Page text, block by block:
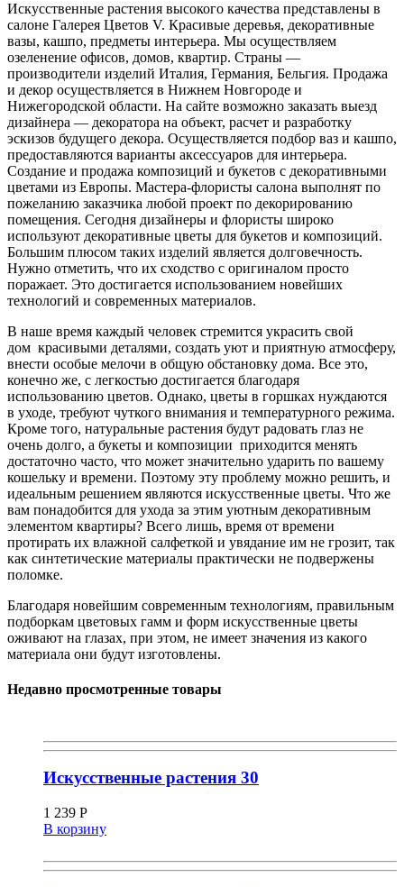
Искусственные растения высокого качества представлены в
салоне Галерея Цветов V. Красивые деревья, декоративные
вазы, кашпо, предметы интерьера. Мы осуществляем
озеленение офисов, домов, квартир. Страны —
производители изделий Италия, Германия, Бельгия. Продажа
и декор осуществляется в Нижнем Новгороде и
Нижегородской области. На сайте возможно заказать выезд
дизайнера — декоратора на объект, расчет и разработку
эскизов будущего декора. Осуществляется подбор ваз и кашпо,
предоставляются варианты аксессуаров для интерьера.
Создание и продажа композиций и букетов с декоративными
цветами из Европы. Мастера-флористы салона выполнят по
пожеланию заказчика любой проект по декорированию
помещения. Сегодня дизайнеры и флористы широко
используют декоративные цветы для букетов и композиций.
Большим плюсом таких изделий является долговечность.
Нужно отметить, что их сходство с оригиналом просто
поражает. Это достигается использованием новейших
технологий и современных материалов.
В наше время каждый человек стремится украсить свой
дом красивыми деталями, создать уют и приятную атмосферу,
внести особые мелочи в общую обстановку дома. Все это,
конечно же, с легкостью достигается благодаря
использованию цветов. Однако, цветы в горшках нуждаются
в уходе, требуют чуткого внимания и температурного режима.
Кроме того, натуральные растения будут радовать глаз не
очень долго, а букеты и композиции приходится менять
достаточно часто, что может значительно ударить по вашему
кошельку и времени. Поэтому эту проблему можно решить, и
идеальным решением являются искусственные цветы. Что же
вам понадобится для ухода за этим уютным декоративным
элементом квартиры? Всего лишь, время от времени
протирать их влажной салфеткой и увядание им не грозит, так
как синтетические материалы практически не подвержены
поломке.
Благодаря новейшим современным технологиям, правильным
подборкам цветовых гамм и форм искусственные цветы
оживают на глазах, при этом, не имеет значения из какого
материала они будут изготовлены.
Недавно просмотренные товары
Искусственные растения 30
1 239 Р
В корзину